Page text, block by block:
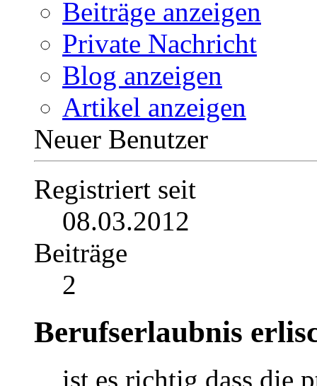
Nobber
Profil
Beiträge anzeigen
Private Nachricht
Blog anzeigen
Artikel anzeigen
Neuer Benutzer